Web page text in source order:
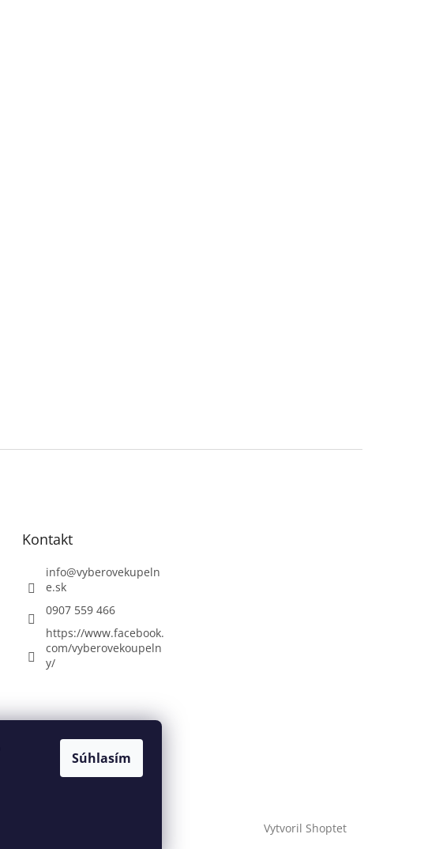
Súhlasím
Kontakt
info@vyberovekupeln
e.sk
0907 559 466
https://www.facebook.
com/vyberovekoupeln
y/
Vytvoril Shoptet